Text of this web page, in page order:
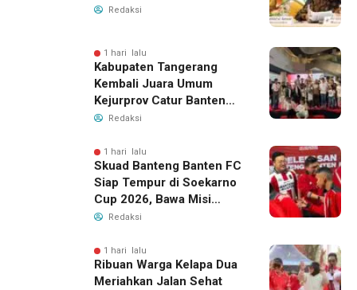
Redaksi
1 hari lalu
Kabupaten Tangerang
Kembali Juara Umum
Kejurprov Catur Banten
2026, Raih 24 Medali
Redaksi
1 hari lalu
Skuad Banteng Banten FC
Siap Tempur di Soekarno
Cup 2026, Bawa Misi
Harumkan Nama Banten
Redaksi
1 hari lalu
Ribuan Warga Kelapa Dua
Meriahkan Jalan Sehat